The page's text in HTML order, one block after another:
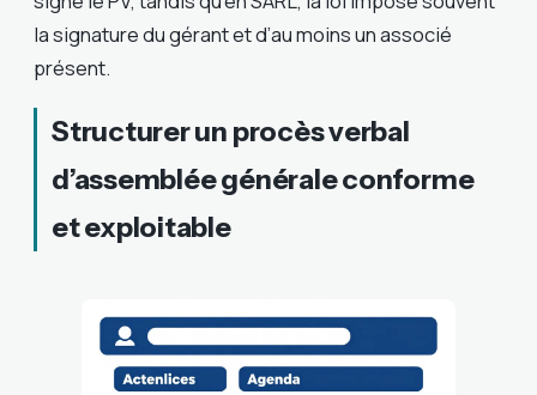
la signature du gérant et d’au moins un associé
présent.
Structurer un procès verbal
d’assemblée générale conforme
et exploitable